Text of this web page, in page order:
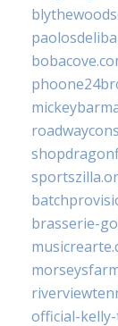
brasserie-
official-